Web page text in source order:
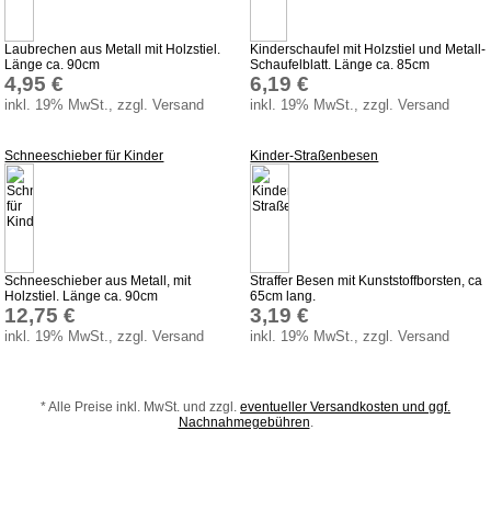
Zaubertricks
Dies und Das
Versandkosten
Lieferzeiten
Impressum
Download
Laubrechen aus Metall mit Holzstiel.
Länge ca. 90cm
4,95 €
inkl. 19% MwSt., zzgl. Versand
Kinderschaufel mit Holzstiel und Metall-
Schaufelblatt. Länge ca. 85cm
6,19 €
inkl. 19% MwSt., zzgl. Versand
Schneeschieber für Kinder
Schneeschieber aus Metall, mit
Holzstiel. Länge ca. 90cm
12,75 €
inkl. 19% MwSt., zzgl. Versand
Kinder-Straßenbesen
Straffer Besen mit Kunststoffborsten, ca
65cm lang.
3,19 €
inkl. 19% MwSt., zzgl. Versand
* Alle Preise inkl. MwSt. und zzgl. eventueller Versandkosten und ggf.
Nachnahmegebühren